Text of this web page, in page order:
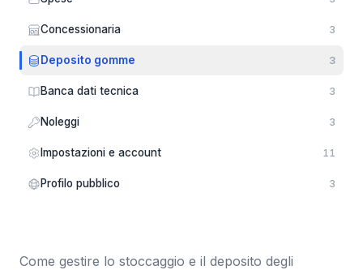
Concessionaria 3
Deposito gomme 3
Banca dati tecnica 3
Noleggi 3
Impostazioni e account 11
Profilo pubblico 3
Come gestire lo stoccaggio e il deposito degli